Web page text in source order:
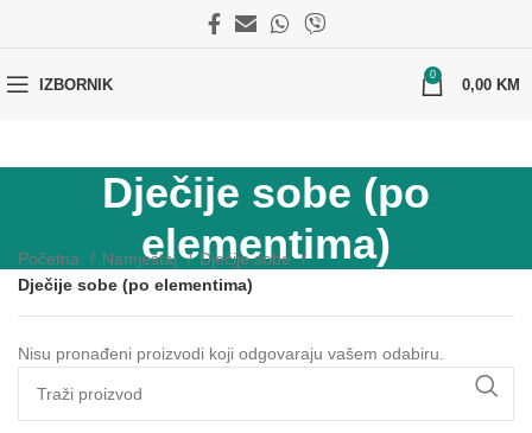
IZBORNIK
0
0,00 KM
Dječije sobe (po
elementima)
Početna Namještaj
Dječije sobe
Dječije sobe (po elementima)
Nisu pronađeni proizvodi koji odgovaraju vašem odabiru.